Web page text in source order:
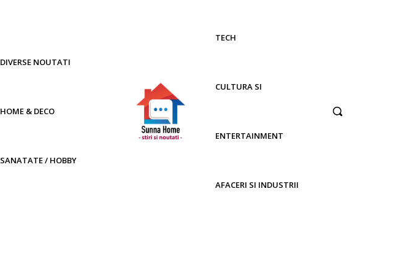
DIVERSE NOUTATI
HOME & DECO
SANATATE / HOBBY
TECH
CULTURA SI
ENTERTAINMENT
AFACERI SI INDUSTRII